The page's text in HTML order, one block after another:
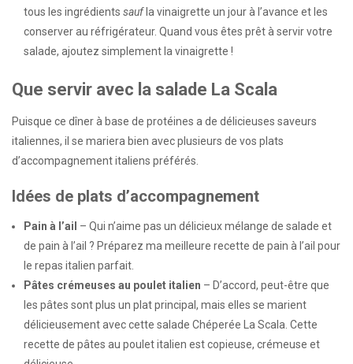
tous les ingrédients saufla vinaigrette un jour à l’avance et les
conserver au réfrigérateur. Quand vous êtes prêt à servir votre
salade, ajoutez simplement la vinaigrette !
Que servir avec la salade La Scala
Puisque ce dîner à base de protéines a de délicieuses saveurs
italiennes, il se mariera bien avec plusieurs de vos plats
d’accompagnement italiens préférés.
Idées de plats d’accompagnement
Pain à l’ail – Qui n’aime pas un délicieux mélange de salade et
de pain à l’ail ? Préparez ma meilleure recette de pain à l’ail pour
le repas italien parfait.
Pâtes crémeuses au poulet italien – D’accord, peut-être que
les pâtes sont plus un plat principal, mais elles se marient
délicieusement avec cette salade Chéperée La Scala. Cette
recette de pâtes au poulet italien est copieuse, crémeuse et